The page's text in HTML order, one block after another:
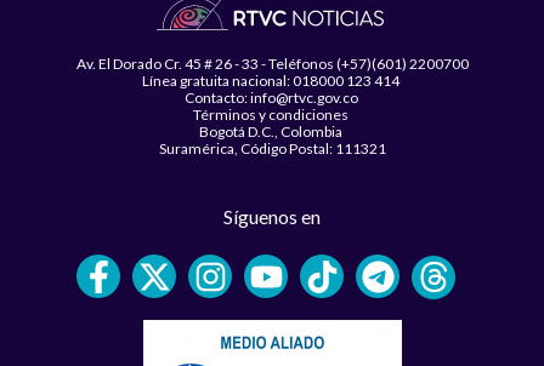
Av. El Dorado Cr. 45 # 26 - 33 - Teléfonos (+57)(601) 2200700
Línea gratuita nacional: 018000 123 414
Contacto: info@rtvc.gov.co
Términos y condiciones
Bogotá D.C., Colombia
Suramérica, Código Postal: 111321
Síguenos en